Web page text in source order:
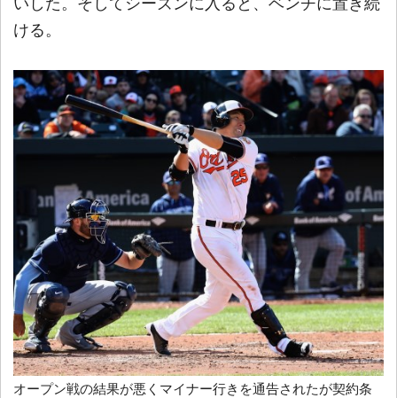
いした。そしてシーズンに入ると、ベンチに置き続
ける。
オープン戦の結果が悪くマイナー行きを通告されたが契約条